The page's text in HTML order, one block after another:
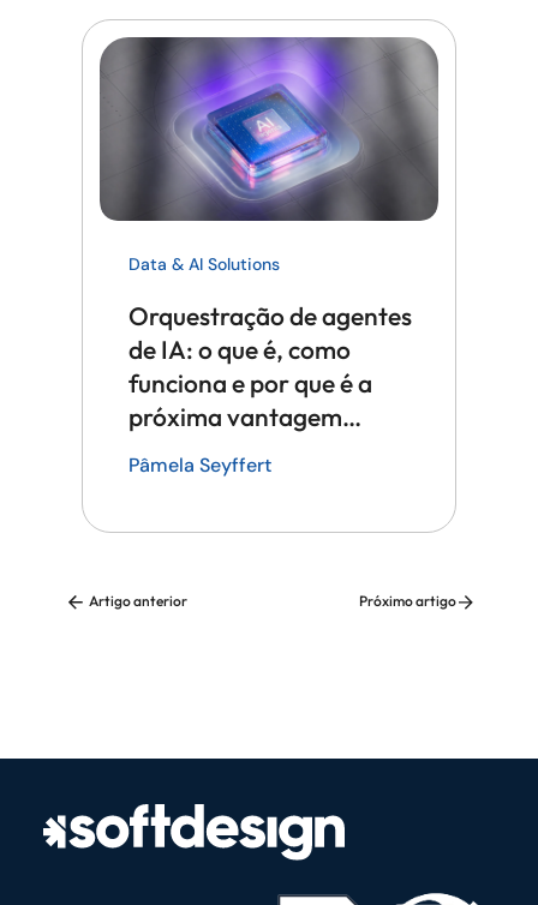
Data & AI Solutions
Orquestração de agentes
de IA: o que é, como
funciona e por que é a
próxima vantagem
competitiva em tecnologia
Pâmela Seyffert
Artigo anterior Próximo artigo